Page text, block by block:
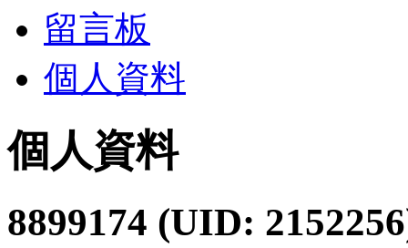
留言板
個人資料
個人資料
8899174 (UID: